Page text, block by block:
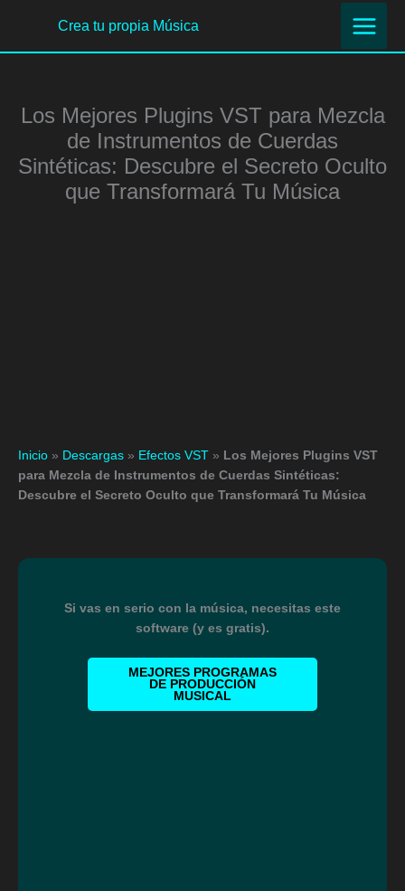
contenido
Crea tu propia Música
Los Mejores Plugins VST para Mezcla
de Instrumentos de Cuerdas
Sintéticas: Descubre el Secreto Oculto
que Transformará Tu Música
Inicio » Descargas » Efectos VST » Los Mejores Plugins VST
para Mezcla de Instrumentos de Cuerdas Sintéticas:
Descubre el Secreto Oculto que Transformará Tu Música
Si vas en serio con la música, necesitas este
software (y es gratis).
MEJORES PROGRAMAS
DE PRODUCCIÓN
MUSICAL